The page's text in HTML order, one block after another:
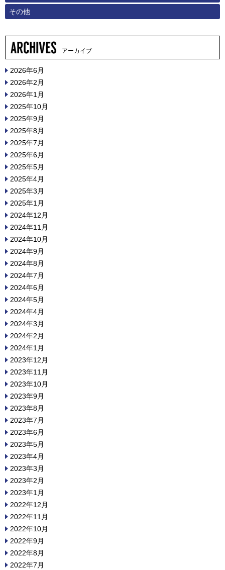
その他
アーカイブ
2026年6月
2026年2月
2026年1月
2025年10月
2025年9月
2025年8月
2025年7月
2025年6月
2025年5月
2025年4月
2025年3月
2025年1月
2024年12月
2024年11月
2024年10月
2024年9月
2024年8月
2024年7月
2024年6月
2024年5月
2024年4月
2024年3月
2024年2月
2024年1月
2023年12月
2023年11月
2023年10月
2023年9月
2023年8月
2023年7月
2023年6月
2023年5月
2023年4月
2023年3月
2023年2月
2023年1月
2022年12月
2022年11月
2022年10月
2022年9月
2022年8月
2022年7月